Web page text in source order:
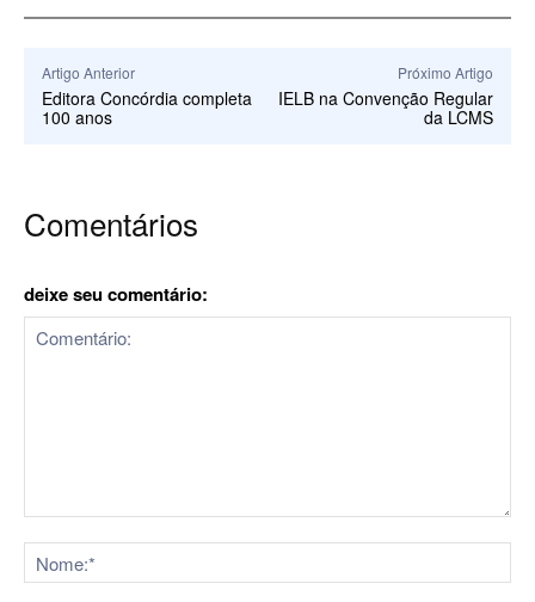
Artigo Anterior
Editora Concórdia completa
100 anos
Próximo Artigo
IELB na Convenção Regular
da LCMS
Comentários
deixe seu comentário: